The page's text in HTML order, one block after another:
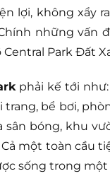
lợi, không xẩy
những vấn
Park Đất
phải kế tới
bể bơi,
bóng, khu
một toàn cầu
sống trong